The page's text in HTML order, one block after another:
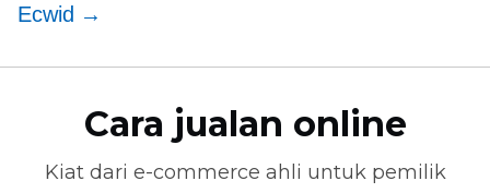
Ecwid →
Cara jualan online
Kiat dari e-commerce ahli untuk pemilik